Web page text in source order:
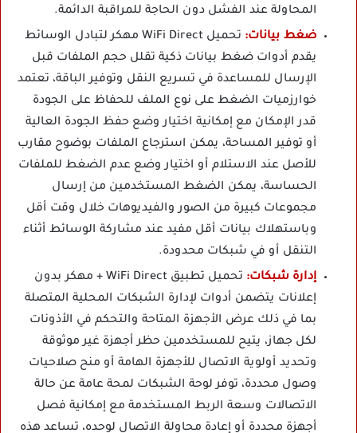
المحاولة عند الفشل دون الحاجة للمراقبة الدائمة.
ضغط بيانات:
تحميل WiFi Direct مهكر لتبادل الوسائط
يقدم أدوات ضغط بيانات ذكية تقلل حجم الملفات قبل
الإرسال للمساعدة في تسريع النقل وتوفير الباقة، تعتمد
خوارزميات الضغط على نوع الملف للحفاظ على الجودة
قدر الإمكان مع إمكانية اختيار وضع حفظ الجودة العالية
أو توفير المساحة، يمكن استرجاع الملفات بوضوح مقارب
للأصل عند الاستلام أو اختيار وضع عدم الضغط للملفات
الحساسة، يمكن الضغط المستخدمين من إرسال
مجموعات كبيرة من الصور والفيديوهات خلال وقت أقل
وباستهلاك بيانات أقل مفيد عند مشاركة الوسائط أثناء
التنقل أو في شبكات محدودة.
إدارة شبكات:
تحميل تطبيق WiFi Direct + مهكر بدون
إعلانات يتضمن أدوات لإدارة الشبكات المحلية المتصلة
بما في ذلك عرض الأجهزة المتاحة والتحكم في الأذونات
لكل جهاز، يتيح للمستخدمين حظر أجهزة غير موثوقة
وتحديد أولوية الاتصال للأجهزة الهامة أو منح صلاحيات
وصول محددة، توفر لوحة الشبكات لمحة عامة عن حالة
الاتصالات وسعة الربط المستخدمة مع إمكانية فصل
أجهزة محددة أو إعادة محاولة الاتصال لوحده، تساعد هذه